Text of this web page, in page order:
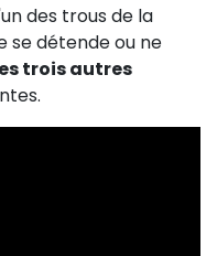
des trous de la
se détende ou ne
trois autres